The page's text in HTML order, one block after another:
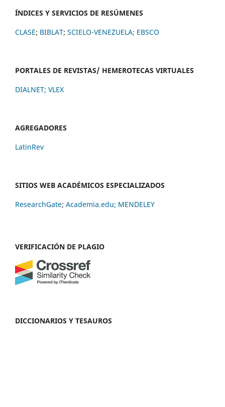
ÍNDICES Y SERVICIOS DE RESÚMENES
CLASE; BIBLAT; SCIELO-VENEZUELA; EBSCO
PORTALES DE REVISTAS/ HEMEROTECAS VIRTUALES
DIALNET; VLEX
AGREGADORES
LatinRev
SITIOS WEB ACADÉMICOS ESPECIALIZADOS
ResearchGate; Academia.edu; MENDELEY
VERIFICACIÓN DE PLAGIO
DICCIONARIOS Y TESAUROS